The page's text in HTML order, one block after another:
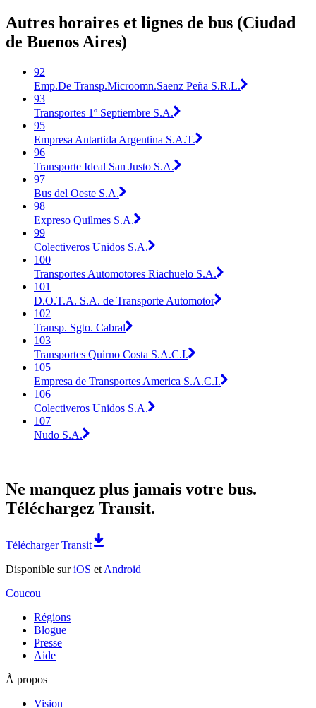
Autres horaires et lignes de bus (Ciudad
de Buenos Aires)
92
Emp.De Transp.Microomn.Saenz Peña S.R.L.
93
Transportes 1º Septiembre S.A.
95
Empresa Antartida Argentina S.A.T.
96
Transporte Ideal San Justo S.A.
97
Bus del Oeste S.A.
98
Expreso Quilmes S.A.
99
Colectiveros Unidos S.A.
100
Transportes Automotores Riachuelo S.A.
101
D.O.T.A. S.A. de Transporte Automotor
102
Transp. Sgto. Cabral
103
Transportes Quirno Costa S.A.C.I.
105
Empresa de Transportes America S.A.C.I.
106
Colectiveros Unidos S.A.
107
Nudo S.A.
Ne manquez plus jamais votre bus.
Téléchargez Transit.
Télécharger Transit
Disponible suriOS et Android
Coucou
Régions
Blogue
Presse
Aide
À propos
Vision